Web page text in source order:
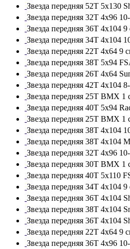
Звезда передняя 52T 5x130
Звезда передняя 32T 4x96
Звезда передняя 36T 4x104
Звезда передняя 34T 4x104
Звезда передняя 22T 4x64 9
Звезда передняя 38T 5x94
Звезда передняя 26T 4x64
Звезда передняя 42T 4x104
Звезда передняя 25T BMX
Звезда передняя 40T 5x94
Звезда передняя 25T BMX
Звезда передняя 38T 4x104
Звезда передняя 38T
Звезда передняя 32T 4x96
Звезда передняя 30T BMX
Звезда передняя 40T 5x110
Звезда передняя 34T 4x104
Звезда передняя 36T 4x104
Звезда передняя 38T 4x104
Звезда передняя 36T 4x104
Звезда передняя 22T 4x64
Звезда передняя 36T 4x96